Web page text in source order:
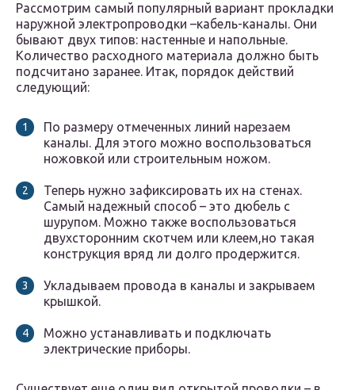
Рассмотрим самый популярный вариант прокладки
наружной электропроводки –кабель-каналы. Они
бывают двух типов: настенные и напольные.
Количество расходного материала должно быть
подсчитано заранее. Итак, порядок действий
следующий:
По размеру отмеченных линий нарезаем
каналы. Для этого можно воспользоваться
ножовкой или строительным ножом.
Теперь нужно зафиксировать их на стенах.
Самый надежный способ – это дюбель с
шурупом. Можно также воспользоваться
двухсторонним скотчем или клеем,но такая
конструкция вряд ли долго продержится.
Укладываем провода в каналы и закрываем
крышкой.
Можно устанавливать и подключать
электрические приборы.